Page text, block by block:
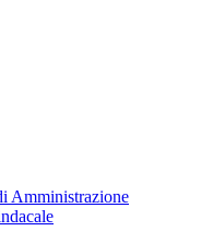
Amministrazione